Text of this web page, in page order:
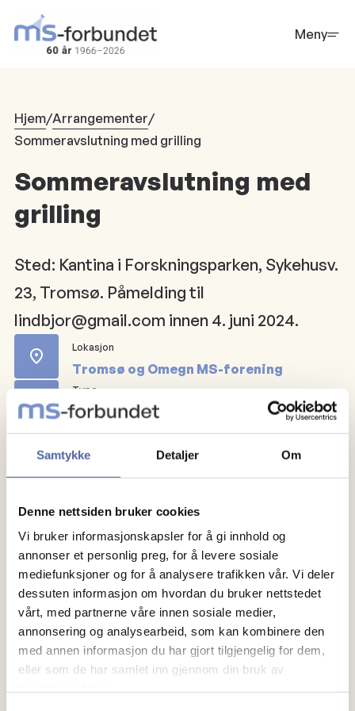
Samtykke Detaljer Om
Denne nettsiden bruker cookies
Vi bruker informasjonskapsler for å gi innhold og
annonser et personlig preg, for å levere sosiale
mediefunksjoner og for å analysere trafikken vår. Vi deler
dessuten informasjon om hvordan du bruker nettstedet
vårt, med partnerne våre innen sosiale medier,
annonsering og analysearbeid, som kan kombinere den
med annen informasjon du har gjort tilgjengelig for dem,
eller som de har samlet inn gjennom din bruk av
hovedinnhold
Meny
Hjem/Arrangementer/
Sommeravslutning med grilling
Sommeravslutning med
grilling
Sted: Kantina i Forskningsparken, Sykehusv.
23, Tromsø. Påmelding til
lindbjor@gmail.com innen 4. juni 2024.
Lokasjon
Tromsø og Omegn MS-forening
Type
Sosialt
Dato
13.06.2024 kl.18:00